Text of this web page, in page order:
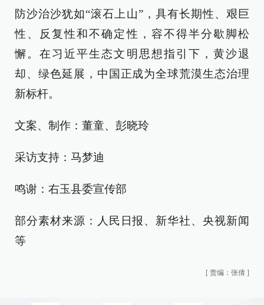
防沙治沙犹如“滚石上山”，具有长期性、艰巨
性、反复性和不确定性，容不得半分歇脚松
懈。在习近平生态文明思想指引下，黄沙退
却、绿色延展，中国正成为全球荒漠生态治理
新标杆。
文案、制作：董童、彭晓玲
采访支持：马梦迪
鸣谢：右玉县委宣传部
部分素材来源：人民日报、新华社、央视新闻
等
[ 责编：张倩 ]